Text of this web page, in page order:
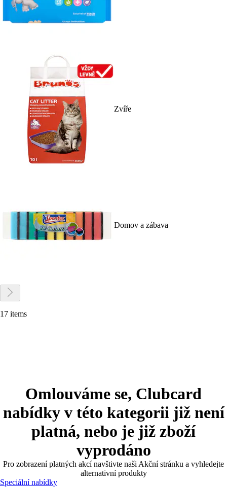
Zvíře
Domov a zábava
17 items
Omlouváme se, Clubcard
nabídky v této kategorii již není
platná, nebo je již zboží
vyprodáno
Pro zobrazení platných akcí navštivte naši Akční stránku a vyhledejte
alternativní produkty
Speciální nabídky